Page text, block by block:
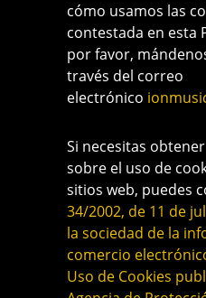
cómo usamos las
contestada en esta
por favor,
través del correo
electrónico
Si necesitas
sobre el uso de
sitios web, puedes
34/2002, de 11 de
la sociedad de la
comercio
Uso de Cookies